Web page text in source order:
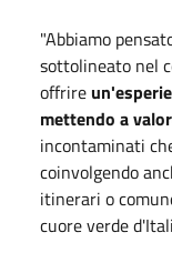
"Abbiamo
sottolineato nel
offrire
mettendo a
incontaminati
coinvolgendo
itinerari o
cuore verde